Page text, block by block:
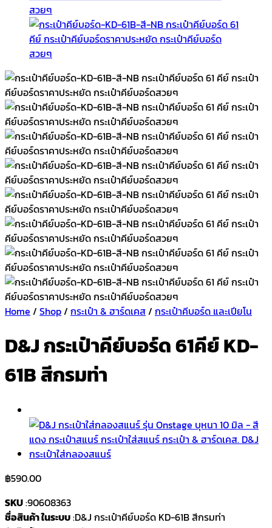
Home / Shop/ กระเป๋า & ฮาร์ดเคส/ กระเป๋าคีบอร์ด และเปียโน
D&J กระเป๋าคีย์บอร์ด 61คีย์ KD-
61B สีกรมท่า
฿590.00
SKU:90608363
ชื่อสินค้า ในระบบ:D&J กระเป๋าคีย์บอร์ด KD-61B สีกรมท่า